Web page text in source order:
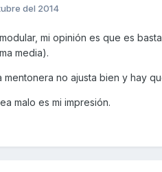
del 2014
mi opinión es que es
media).
mentonera no ajusta bien y hay
malo es mi impresión.